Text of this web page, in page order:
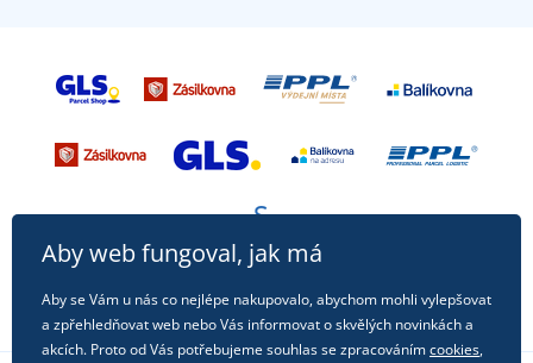
Aby web fungoval, jak má
Aby se Vám u nás co nejlépe nakupovalo, abychom mohli vylepšovat
a zpřehledňovat web nebo Vás informovat o skvělých novinkách a
akcích. Proto od Vás potřebujeme souhlas se zpracovánímcookies,